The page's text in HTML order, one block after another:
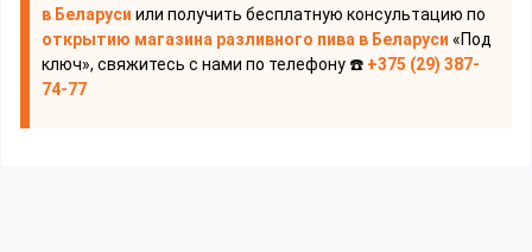
в Беларуси или получить бесплатную консультацию по
открытию магазина разливного пива в Беларуси «Под
ключ», свяжитесь с нами по телефону ☎️ +375 (29) 387-
74-77